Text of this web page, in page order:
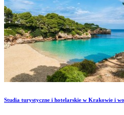
Studia turystyczne i hotelarskie w Krakowie i